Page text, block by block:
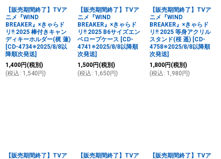
【販売期間終了】TVア
ニメ『WIND
BREAKER』×きゃらド
リ!! 2025 棒付きキャン
ディキーホルダー(梶 蓮)
[CD-4734※2025/8/8以
降順次発送]
1,400円 (税別)
(税込 : 1,540 円)
【販売期間終了】TVア
ニメ『WIND
BREAKER』×きゃらド
リ!! 2025 B6サイズエン
ベロープケース [CD-
4741※2025/8/8以降順
次発送]
1,500円 (税別)
(税込 : 1,650 円)
【販売期間終了】TVア
ニメ『WIND
BREAKER』×きゃらド
リ!! 2025 等身アクリル
スタンド(桜 遥) [CD-
4758※2025/8/8以降順
次発送]
1,800円 (税別)
(税込 : 1,980 円)
【販売期間終了】TVア
【販売期間終了】TVア
【販売期間終了】TVア